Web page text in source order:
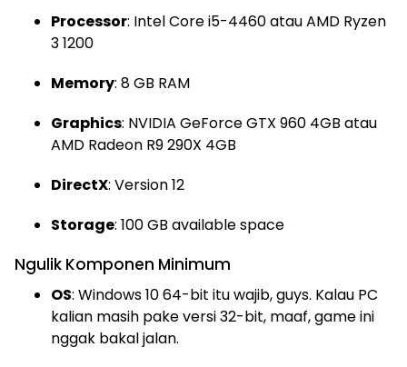
Processor: Intel Core i5-4460 atau AMD Ryzen
3 1200
Memory: 8 GB RAM
Graphics: NVIDIA GeForce GTX 960 4GB atau
AMD Radeon R9 290X 4GB
DirectX: Version 12
Storage: 100 GB available space
Ngulik Komponen Minimum
OS: Windows 10 64-bit itu wajib, guys. Kalau PC
kalian masih pake versi 32-bit, maaf, game ini
nggak bakal jalan.